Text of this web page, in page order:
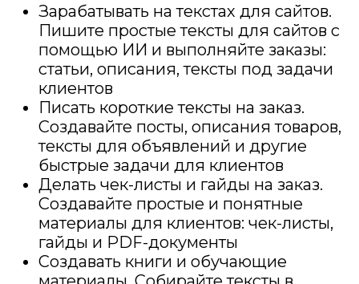
Зарабатывать на текстах для сайтов.
Пишите простые тексты для сайтов с
помощью ИИ и выполняйте заказы:
статьи, описания, тексты под задачи
клиентов
Писать короткие тексты на заказ.
Создавайте посты, описания товаров,
тексты для объявлений и другие
быстрые задачи для клиентов
Делать чек-листы и гайды на заказ.
Создавайте простые и понятные
материалы для клиентов: чек-листы,
гайды и PDF-документы
Создавать книги и обучающие